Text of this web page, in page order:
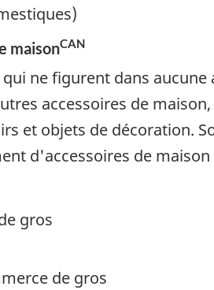
maisonCAN
ne figurent dans
accessoires de
et objets de décoration.
d'accessoires de maison
gros
de gros